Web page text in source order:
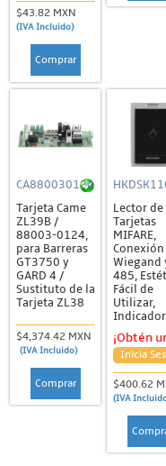
$43.82 MXN
(IVA Incluido)
Comprar
CA880030124
Tarjeta Came
ZL39B /
88003-0124,
para Barreras
GT3750 y
GARD 4 /
Sustituto de la
Tarjeta ZL38
$4,374.42 MXN
(IVA Incluido)
Comprar
Lector de
Tarjetas
MIFARE,
Conexión
Wiegand
485,
Fácil de
Utilizar,
Indicador
¡Obtén
Inicia
$400.62
(IVA